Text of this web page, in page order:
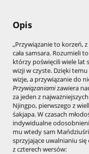
Opis
„Przywiązanie to korzeń,
cała samsara. Rozumieli
którzy poświęcili wiele lat
wizji w czyste. Dzięki
wizje, a przywiązanie do
Przywiązaniamizawiera
za jeden z
Njingpo, pierwszego z
śakjapa. W czasach
indywidualne
mu wtedy sam
sprzyjające uwalnianiu się
z czterech wersów: